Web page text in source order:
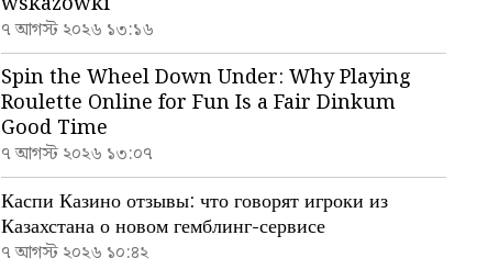
৭ আগস্ট ২০২৬ ১৩:১৬
Spin the Wheel Down Under: Why Playing
Roulette Online for Fun Is a Fair Dinkum
Good Time
৭ আগস্ট ২০২৬ ১৩:০৭
Каспи Казино отзывы: что говорят игроки из
Казахстана о новом гемблинг-сервисе
৭ আগস্ট ২০২৬ ১০:৪২